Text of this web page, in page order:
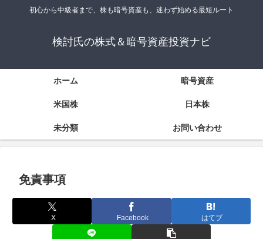
初心から中級者まで、株も暗号資産も、迷わず始める最短ルート
検討氏の株式＆暗号資産投資ナビ
ホーム 暗号資産
米国株 日本株
未分類 お問い合わせ
免責事項
X Facebook はてブ